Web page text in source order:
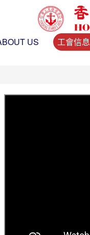
US 工會信息